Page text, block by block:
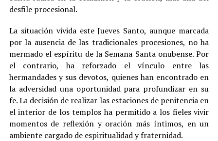
desfile procesional.
La situación vivida este Jueves Santo, aunque marcada
por la ausencia de las tradicionales procesiones, no ha
mermado el espíritu de la Semana Santa onubense. Por
el contrario, ha reforzado el vínculo entre las
hermandades y sus devotos, quienes han encontrado en
la adversidad una oportunidad para profundizar en su
fe. La decisión de realizar las estaciones de penitencia en
el interior de los templos ha permitido a los fieles vivir
momentos de reflexión y oración más íntimos, en un
ambiente cargado de espiritualidad y fraternidad.